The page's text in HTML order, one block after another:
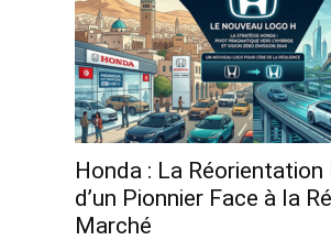
Honda : La Réorientation
d’un Pionnier Face à la
Marché